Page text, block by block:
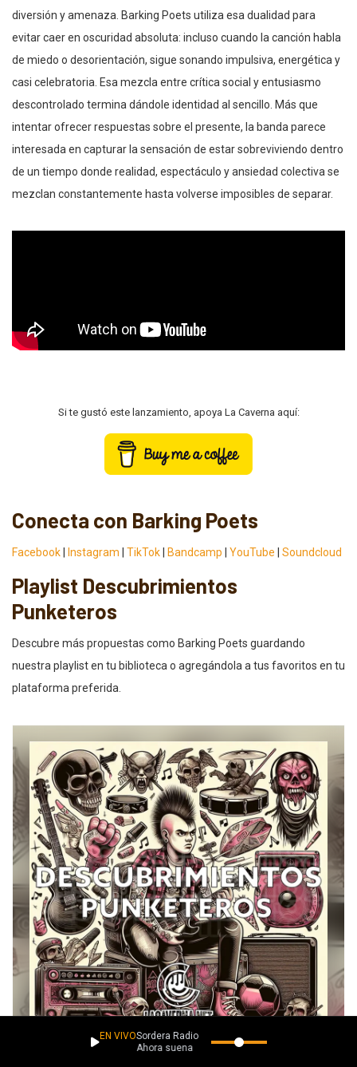
diversión y amenaza. Barking Poets utiliza esa dualidad para
evitar caer en oscuridad absoluta: incluso cuando la canción habla
de miedo o desorientación, sigue sonando impulsiva, energética y
casi celebratoria. Esa mezcla entre crítica social y entusiasmo
descontrolado termina dándole identidad al sencillo. Más que
intentar ofrecer respuestas sobre el presente, la banda parece
interesada en capturar la sensación de estar sobreviviendo dentro
de un tiempo donde realidad, espectáculo y ansiedad colectiva se
mezclan constantemente hasta volverse imposibles de separar.
Si te gustó este lanzamiento, apoya La Caverna aquí:
Conecta con Barking Poets
Facebook Instagram TikTok Bandcamp YouTube Soundcloud
Playlist Descubrimientos
Punketeros
Descubre más propuestas como Barking Poets guardando
nuestra playlist en tu biblioteca o agregándola a tus favoritos en tu
plataforma preferida.
EN VIVOSordera Radio
Ahora suena